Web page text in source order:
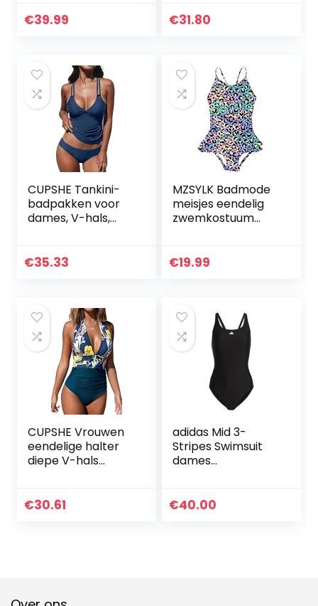
monokini,
zwempak
€39.99
aan de voorkant
€31.80
CUPSHE Tankini-
badpakken voor
dames, V-hals,
tweedelig badpak,
€35.33
MZSYLK Badmode
meisjes eendelig
zwemkostuum
dikke riem
€19.99
CUPSHE Vrouwen
eendelige halter
diepe V-hals
badpak, Geel
€30.61
adidas Mid 3-
Stripes Swimsuit
dames
€40.00